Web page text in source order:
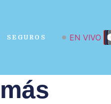
SEGUROS EN VIVO